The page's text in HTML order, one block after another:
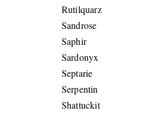
Rutilquarz
Sandrose
Saphir
Sardonyx
Septarie
Serpentin
Shattuckit